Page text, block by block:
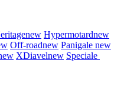
new Hypermotardnew
Off-roadnew Panigale new
XDiavelnew Speciale